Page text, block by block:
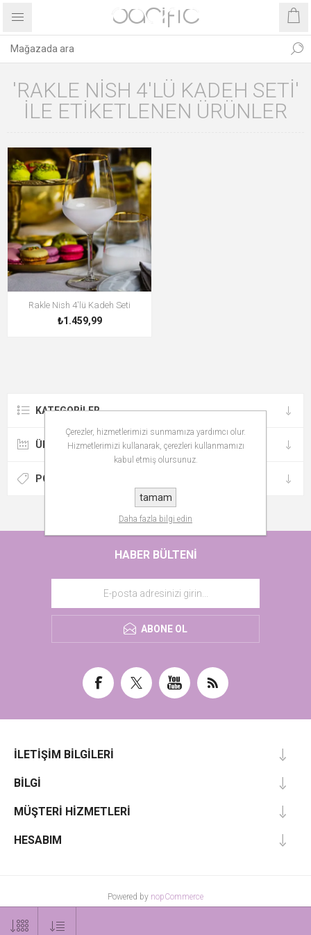
'RAKLE NISH 4'LÜ KADEH SETI'
ILE ETIKETLENEN ÜRÜNLER
Rakle Nish 4'lü Kadeh Seti
₺1.459,99
KATEGORILER
ÜRETICILER
POPÜLER ETIKETLER
HABER BÜLTENI
ABONE OL
İLETIŞIM BILGILERI
BILGI
MÜŞTERI HIZMETLERI
HESABIM
Powered by nopCommerce
Telif hakkı © 2026 mormarka. Tüm hakları saklıdır.
Çerezler, hizmetlerimizi sunmamıza yardımcı olur.
Hizmetlerimizi kullanarak, çerezleri kullanmamızı
kabul etmiş olursunuz.
tamam
Daha fazla bilgi edin